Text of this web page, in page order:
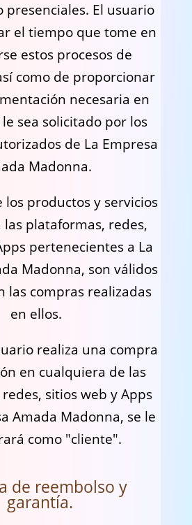
presenciales. El usuario
el tiempo que tome en
estos procesos de
como de proporcionar
necesaria en
sea solicitado por los
de La Empresa
Madonna.
los productos y servicios
las plataformas, redes,
pertenecientes a La
Madonna, son válidos
las compras realizadas
en ellos.
realiza una compra
en cualquiera de las
sitios web y Apps
Amada Madonna, se le
como "cliente".
de reembolso y
garantía.